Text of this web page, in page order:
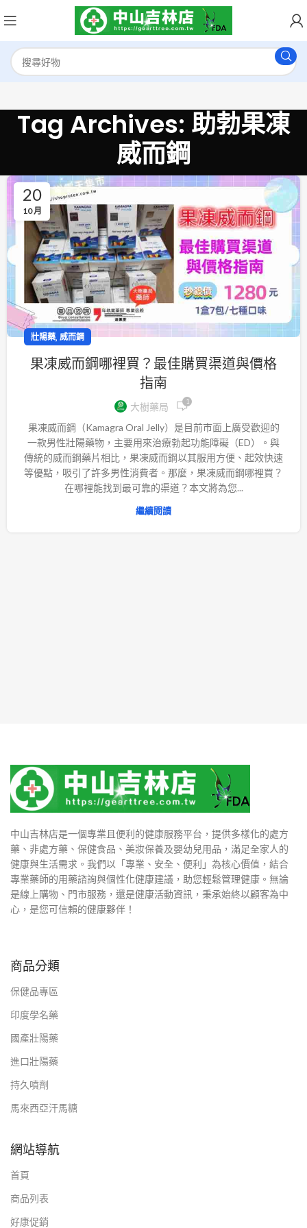
Tag Archives: 助勃果凍
威而鋼
20
10 月
壯陽藥, 威而鋼
果凍威而鋼哪裡買？最佳購買渠道與價格
指南
大樹藥局 1
果凍威而鋼（Kamagra Oral Jelly）是目前市面上廣受歡迎的
一款男性壯陽藥物，主要用來治療勃起功能障礙（ED）。與
傳統的威而鋼藥片相比，果凍威而鋼以其服用方便、起效快速
等優點，吸引了許多男性消費者。那麼，果凍威而鋼哪裡買？
在哪裡能找到最可靠的渠道？本文將為您...
繼續閱讀
中山吉林店是一個專業且便利的健康服務平台，提供多樣化的處方
藥、非處方藥、保健食品、美妝保養及嬰幼兒用品，滿足全家人的
健康與生活需求。我們以「專業、安全、便利」為核心價值，結合
專業藥師的用藥諮詢與個性化健康建議，助您輕鬆管理健康。無論
是線上購物、門市服務，還是健康活動資訊，秉承始終以顧客為中
心，是您可信賴的健康夥伴！
商品分類
保健品專區
印度學名藥
國產壯陽藥
進口壯陽藥
持久噴劑
馬來西亞汗馬糖
網站導航
首頁
商品列表
好康促銷